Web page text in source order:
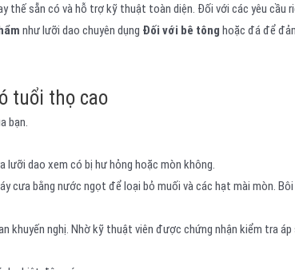
thế sẵn có và hỗ trợ kỹ thuật toàn diện. Đối với các yêu cầu
như lưỡi dao chuyên dụng Đối với bê tông hoặc đá để
tuổi thọ cao
bạn.
lưỡi dao xem có bị hư hỏng hoặc mòn không.
cưa bằng nước ngọt để loại bỏ muối và các hạt mài mòn.
khuyến nghị. Nhờ kỹ thuật viên được chứng nhận kiểm tra áp